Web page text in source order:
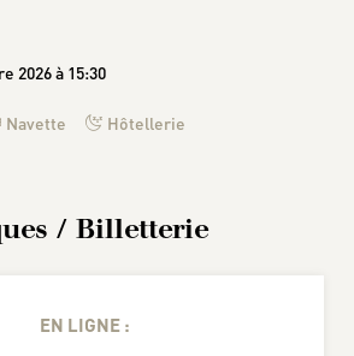
2026 à 15:30
Navette Hôtellerie
/ Billetterie
EN LIGNE :